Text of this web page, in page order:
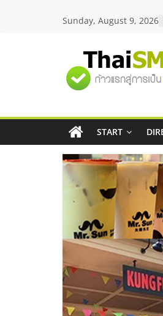
Sunday, August 9, 2026
"ศูนย์
รวม
ข้อมูล
ธุรกิจ
SME
แห่ง
ประเท
START